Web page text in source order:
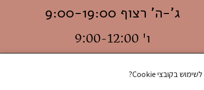
ג'-ה' רצוף 9:00-19:00
ו' 9:00-12:00